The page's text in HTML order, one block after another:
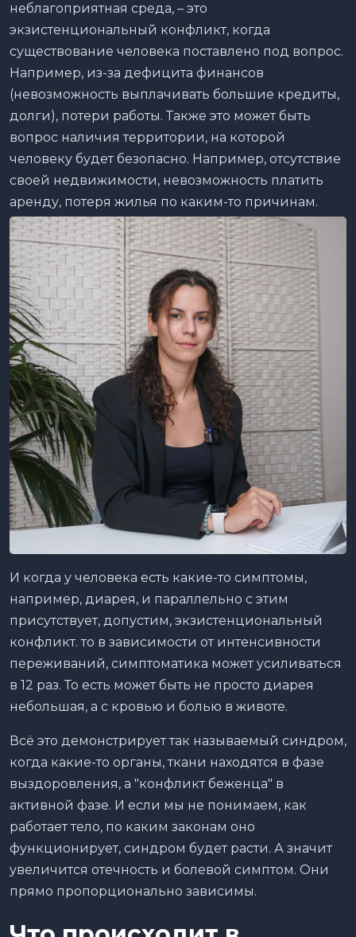
неблагоприятная среда, – это
экзистенциональный конфликт, когда
существование человека поставлено под вопрос.
Например, из-за дефицита финансов
(невозможность выплачивать большие кредиты,
долги), потери работы. Также это может быть
вопрос наличия территории, на которой
человеку будет безопасно. Например, отсутствие
своей недвижимости, невозможность платить
аренду, потеря жилья по каким-то причинам.
И когда у человека есть какие-то симптомы,
например, диарея, и параллельно с этим
присутствует, допустим, экзистенциональный
конфликт. то в зависимости от интенсивности
переживаний, симптоматика может усиливаться
в 12 раз. То есть может быть не просто диарея
небольшая, а с кровью и болью в животе.
Всё это демонстрирует так называемый синдром,
когда какие-то органы, ткани находятся в фазе
выздоровления, а "конфликт беженца" в
активной фазе. И если мы не понимаем, как
работает тело, по каким законам оно
функционирует, синдром будет расти. А значит
увеличится отечность и болевой симптом. Они
прямо пропорционально зависимы.